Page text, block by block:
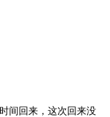
间回来，这次回来没